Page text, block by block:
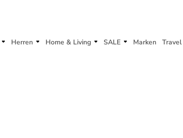
Herren Home & Living SALE Marken Travel